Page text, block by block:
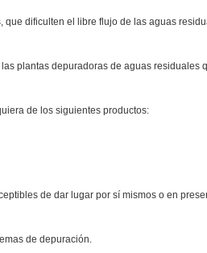
dificulten el libre flujo de las aguas
plantas depuradoras de aguas residuales
de los siguientes productos:
de dar lugar por sí mismos o en
de depuración.